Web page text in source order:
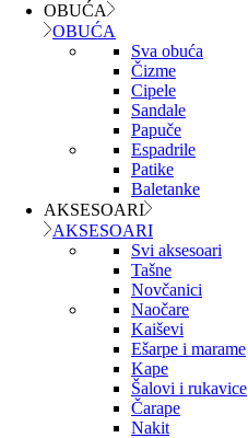
OBUĆA
OBUĆA
Sva obuća
Čizme
Cipele
Sandale
Papuče
Espadrile
Patike
Baletanke
AKSESOARI
AKSESOARI
Svi aksesoari
Tašne
Novčanici
Naočare
Kaiševi
Ešarpe i marame
Kape
Šalovi i rukavice
Čarape
Nakit